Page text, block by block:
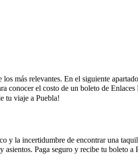
más relevantes. En el siguiente
conocer el costo de un boleto de
tu viaje a Puebla!
y la incertidumbre de encontrar una
Paga seguro y recibe tu boleto a